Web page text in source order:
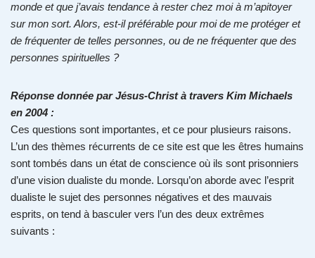
monde et que j’avais tendance à rester chez moi à m’apitoyer
sur mon sort. Alors, est-il préférable pour moi de me protéger et
de fréquenter de telles personnes, ou de ne fréquenter que des
personnes spirituelles ?
Réponse donnée par Jésus-Christ à travers Kim Michaels
en 2004 :
Ces questions sont importantes, et ce pour plusieurs raisons.
L’un des thèmes récurrents de ce site est que les êtres humains
sont tombés dans un état de conscience où ils sont prisonniers
d’une vision dualiste du monde. Lorsqu’on aborde avec l’esprit
dualiste le sujet des personnes négatives et des mauvais
esprits, on tend à basculer vers l’un des deux extrêmes
suivants :